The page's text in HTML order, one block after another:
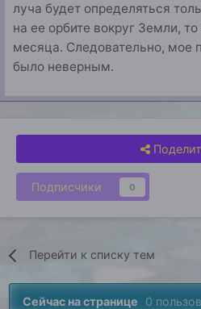
луча будет определяться
на ее орбите вокруг Земли,
месяца. Следовательно, мое
было неверным.
Подписчики 0
Перейти к списку тем
Сейчас на странице 0